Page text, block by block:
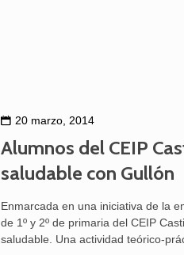
20 marzo, 2014
Alumnos del CEIP
saludable con Gullón
Enmarcada en una iniciativa de la
de 1º y 2º de primaria del CEIP
saludable. Una actividad teórico-